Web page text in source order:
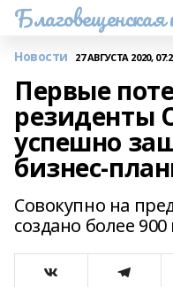
Новости 27 АВГУСТА 2020,
Первые
резиденты
успешно
бизнес-
Совокупно на
создано более